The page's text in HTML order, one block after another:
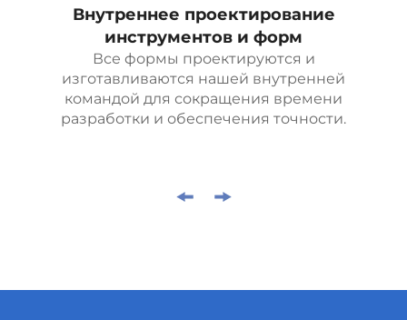
Внутреннее проектирование
инструментов и форм
Все формы проектируются и
изготавливаются нашей внутренней
командой для сокращения времени
разработки и обеспечения точности.